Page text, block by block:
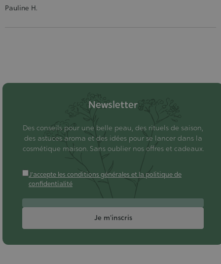
Pauline H.
Newsletter
Des conseils pour une belle peau, des rituels de saison,
des astuces aroma et des idées pour se lancer dans la
cosmétique maison. Sans oublier nos offres et cadeaux.
J'accepte les conditions générales et la politique de
confidentialité
Je m'inscris